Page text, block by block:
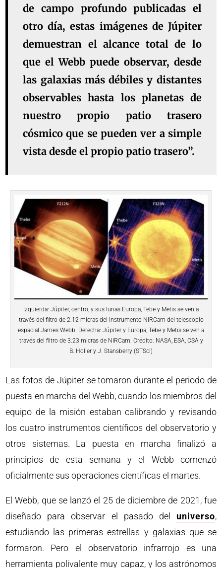
de campo profundo publicadas el
otro día, estas imágenes de Júpiter
demuestran el alcance total de lo
que el Webb puede observar, desde
las galaxias más débiles y distantes
observables hasta los planetas de
nuestro propio patio trasero
cósmico que se pueden ver a simple
vista desde el propio patio trasero”.
Izquierda: Júpiter, centro, y sus lunas Europa, Tebe y Metis se ven a
través del filtro de 2.12 micras del instrumento NIRCam del telescopio
espacial James Webb. Derecha: Júpiter y Europa, Tebe y Metis se ven a
través del filtro de 3.23 micras de NIRCam. Crédito: NASA, ESA, CSA y
B. Holler y J. Stansberry (STScI)
Las fotos de Júpiter se tomaron durante el periodo de
puesta en marcha del Webb, cuando los miembros del
equipo de la misión estaban calibrando y revisando
los cuatro instrumentos científicos del observatorio y
otros sistemas. La puesta en marcha finalizó a
principios de esta semana y el Webb comenzó
oficialmente sus operaciones científicas el martes.
El Webb, que se lanzó el 25 de diciembre de 2021, fue
diseñado para observar el pasado del universo,
estudiando las primeras estrellas y galaxias que se
formaron. Pero el observatorio infrarrojo es una
herramienta polivalente muy capaz, y los astrónomos